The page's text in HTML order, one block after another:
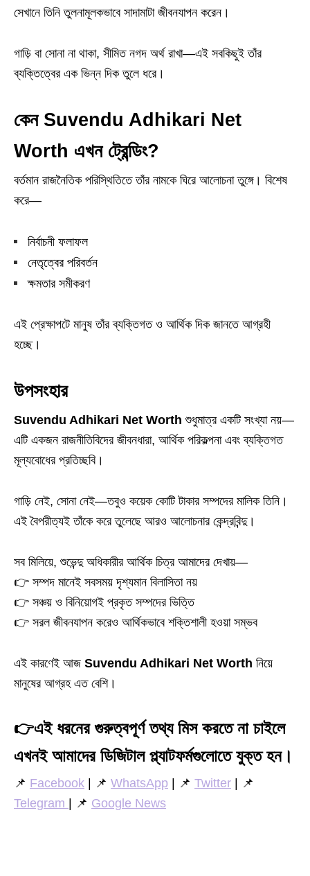
সেখানে তিনি তুলনামূলকভাবে সাদামাটা জীবনযাপন করেন।
গাড়ি বা সোনা না থাকা, সীমিত নগদ অর্থ রাখা—এই সবকিছুই তাঁর
ব্যক্তিত্বের এক ভিন্ন দিক তুলে ধরে।
কেন Suvendu Adhikari Net
Worth এখন ট্রেন্ডিং?
বর্তমান রাজনৈতিক পরিস্থিতিতে তাঁর নামকে ঘিরে আলোচনা তুঙ্গে। বিশেষ
করে—
নির্বাচনী ফলাফল
নেতৃত্বের পরিবর্তন
ক্ষমতার সমীকরণ
এই প্রেক্ষাপটে মানুষ তাঁর ব্যক্তিগত ও আর্থিক দিক জানতে আগ্রহী
হচ্ছে।
উপসংহার
Suvendu Adhikari Net Worth শুধুমাত্র একটি সংখ্যা নয়—
এটি একজন রাজনীতিবিদের জীবনধারা, আর্থিক পরিকল্পনা এবং ব্যক্তিগত
মূল্যবোধের প্রতিচ্ছবি।
গাড়ি নেই, সোনা নেই—তবুও কয়েক কোটি টাকার সম্পদের মালিক তিনি।
এই বৈপরীত্যই তাঁকে করে তুলেছে আরও আলোচনার কেন্দ্রবিন্দু।
সব মিলিয়ে, শুভেন্দু অধিকারীর আর্থিক চিত্র আমাদের দেখায়—
👉 সম্পদ মানেই সবসময় দৃশ্যমান বিলাসিতা নয়
👉 সঞ্চয় ও বিনিয়োগই প্রকৃত সম্পদের ভিত্তি
👉 সরল জীবনযাপন করেও আর্থিকভাবে শক্তিশালী হওয়া সম্ভব
এই কারণেই আজ Suvendu Adhikari Net Worth নিয়ে
মানুষের আগ্রহ এত বেশি।
👉এই ধরনের গুরুত্বপূর্ণ তথ্য মিস করতে না চাইলে
এখনই আমাদের ডিজিটাল প্ল্যাটফর্মগুলোতে যুক্ত হন।
📌 Facebook | 📌 WhatsApp | 📌 Twitter | 📌
Telegram
| 📌 Google News